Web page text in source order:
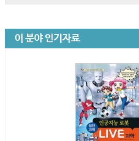
이 분야 인기자료